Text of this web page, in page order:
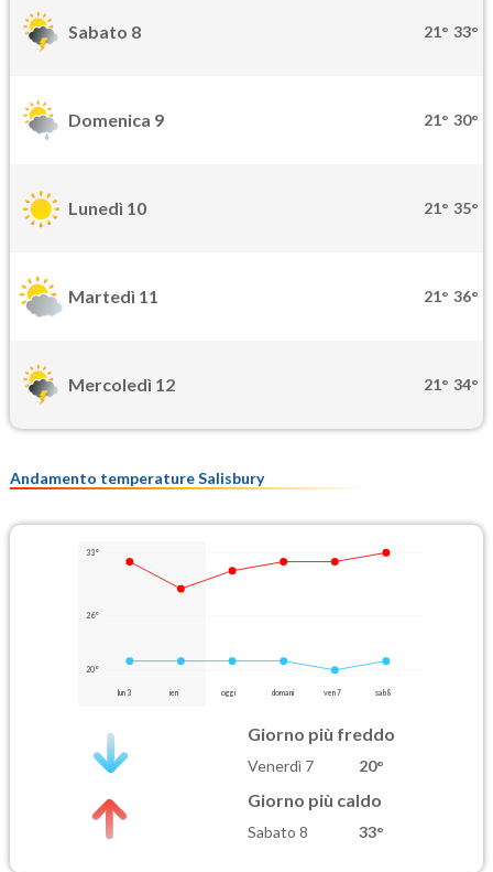
Sabato 8 21° 33°
Domenica 9 21° 30°
Lunedì 10 21° 35°
Martedì 11 21° 36°
Mercoledì 12 21° 34°
Andamento temperature Salisbury
33°
26°
20°
lun 3 ieri oggi domani ven 7 sab 8
Giorno più freddo
Venerdì 7 20°
Giorno più caldo
Sabato 8 33°